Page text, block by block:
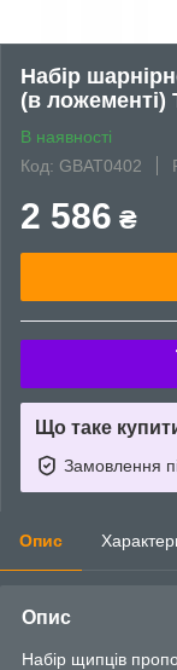
Набір
(в ложементі)
В наявності
Код: GBAT0402
2 586 ₴
Що таке
Замовлення
Опис
Опис
Набір щипців